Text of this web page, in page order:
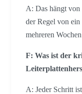
A: Das hängt
der Regel von
mehreren
F: Was ist der
A: Jeder Schritt